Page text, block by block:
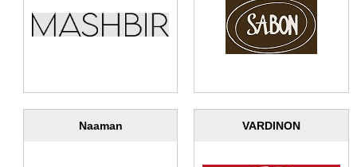
VARDINON
Naaman